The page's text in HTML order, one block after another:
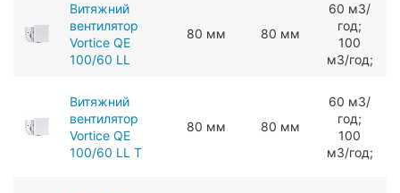
Витяжний
вентилятор
Vortice QE
100/60 LL
80 мм 80 мм
60 мЗ/
год;
100
мЗ/год;
Витяжний
вентилятор
Vortice QE
100/60 LL T
80 мм 80 мм
60 мЗ/
год;
100
мЗ/год;